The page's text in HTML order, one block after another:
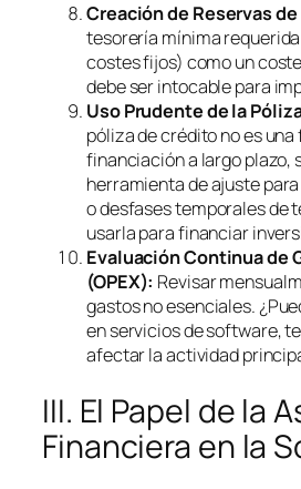
Creación de Reservas
tesorería mínima
costes fijos) como un
debe ser intocable para
Uso Prudente de la
póliza de crédito no es
financiación a largo plazo,
herramienta de ajuste
o desfases temporales de
usarla para financiar
Evaluación Continua de
(OPEX): Revisar
gastos no esenciales.
en servicios desoftware,
afectar la actividad
III. El Papel de la
Financiera en la